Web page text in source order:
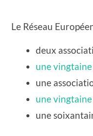
Le Réseau
deux
une vingtaine
une
une vingtaine
une